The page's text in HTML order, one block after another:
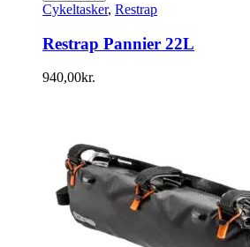
Cykeltasker, Restrap
Restrap Pannier 22L
940,00kr.